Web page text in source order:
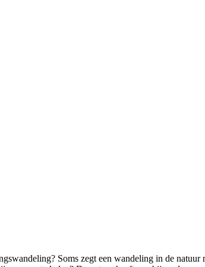
Soms zegt een wandeling in de